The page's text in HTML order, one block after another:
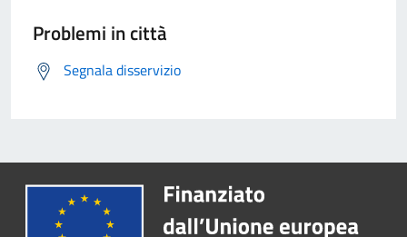
Problemi in città
Segnala disservizio